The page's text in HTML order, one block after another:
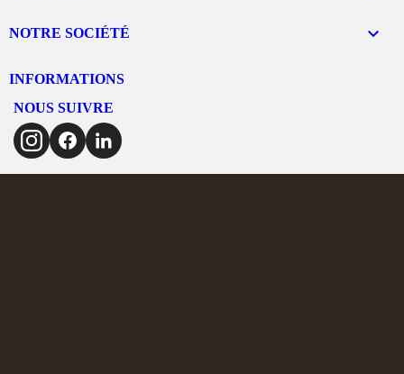
NOTRE SOCIÉTÉ 
INFORMATIONS
NOUS SUIVRE